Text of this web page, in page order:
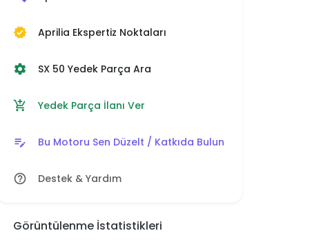
verified Aprilia Ekspertiz Noktaları
settings SX 50 Yedek Parça Ara
add_shopping_cart Yedek Parça İlanı Ver
edit_note Bu Motoru Sen Düzelt / Katkıda Bulun
help_outline Destek & Yardım
Görüntülenme İstatistikleri